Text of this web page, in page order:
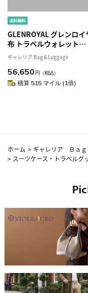
GLENROYAL グレンロイ
布 トラベルウォレット
LAKELAND BRIDLE
COLLECTION レイクラン
ライドルコレクション
ORGANIZER WALLET オ
ギャレリア Bag＆Luggage
56,650 円 （税込）
積算 515 マイル (1倍)
ホーム > ギャレリア Ｂａｇ
> スーツケース・トラベルグ